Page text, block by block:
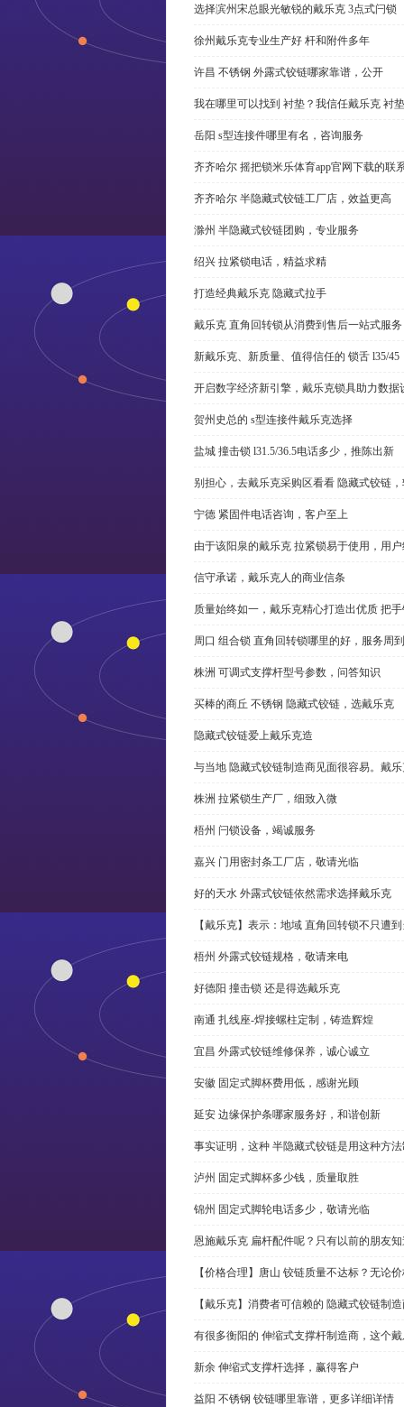
选择滨州宋总眼光敏锐的戴乐克 3点式闩锁
徐州戴乐克专业生产好 杆和附件多年
许昌 不锈钢 外露式铰链哪家靠谱，公开
我在哪里可以找到 衬垫？我信任戴乐克 衬
岳阳 s型连接件哪里有名，咨询服务
齐齐哈尔 摇把锁米乐体育app官网下载的联
齐齐哈尔 半隐藏式铰链工厂店，效益更高
滁州 半隐藏式铰链团购，专业服务
绍兴 拉紧锁电话，精益求精
打造经典戴乐克 隐藏式拉手
戴乐克 直角回转锁从消费到售后一站式服务
新戴乐克、新质量、值得信任的 锁舌 l35/45
开启数字经济新引擎，戴乐克锁具助力数据
贺州史总的 s型连接件戴乐克选择
盐城 撞击锁 l31.5/36.5电话多少，推陈出新
别担心，去戴乐克采购区看看 隐藏式铰链
宁德 紧固件电话咨询，客户至上
由于该阳泉的戴乐克 拉紧锁易于使用，用
信守承诺，戴乐克人的商业信条
质量始终如一，戴乐克精心打造出优质 把
周口 组合锁 直角回转锁哪里的好，服务周到
株洲 可调式支撑杆型号参数，问答知识
买棒的商丘 不锈钢 隐藏式铰链，选戴乐克
隐藏式铰链爱上戴乐克造
与当地 隐藏式铰链制造商见面很容易。戴
株洲 拉紧锁生产厂，细致入微
梧州 闩锁设备，竭诚服务
嘉兴 门用密封条工厂店，敬请光临
好的天水 外露式铰链依然需求选择戴乐克
【戴乐克】表示：地域 直角回转锁不只遭
梧州 外露式铰链规格，敬请来电
好德阳 撞击锁 还是得选戴乐克
南通 扎线座-焊接螺柱定制，铸造辉煌
宜昌 外露式铰链维修保养，诚心诚立
安徽 固定式脚杯费用低，感谢光顾
延安 边缘保护条哪家服务好，和谐创新
事实证明，这种 半隐藏式铰链是用这种方
泸州 固定式脚杯多少钱，质量取胜
锦州 固定式脚轮电话多少，敬请光临
恩施戴乐克 扁杆配件呢？只有以前的朋友
【价格合理】唐山 铰链质量不达标？无论
【戴乐克】消费者可信赖的 隐藏式铰链制
有很多衡阳的 伸缩式支撑杆制造商，这个
新余 伸缩式支撑杆选择，赢得客户
益阳 不锈钢 铰链哪里靠谱，更多详细详情